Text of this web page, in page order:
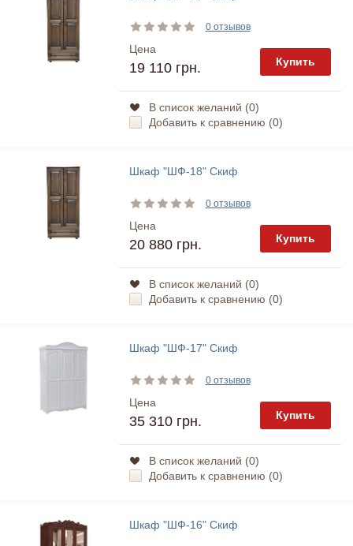
0 отзывов
Цена
19 110 грн. Купить
В список желаний (0)
Добавить к сравнению (0)
Шкаф "ШФ-18" Скиф
0 отзывов
Цена
20 880 грн. Купить
В список желаний (0)
Добавить к сравнению (0)
Шкаф "ШФ-17" Скиф
0 отзывов
Цена
35 310 грн. Купить
В список желаний (0)
Добавить к сравнению (0)
Шкаф "ШФ-16" Скиф